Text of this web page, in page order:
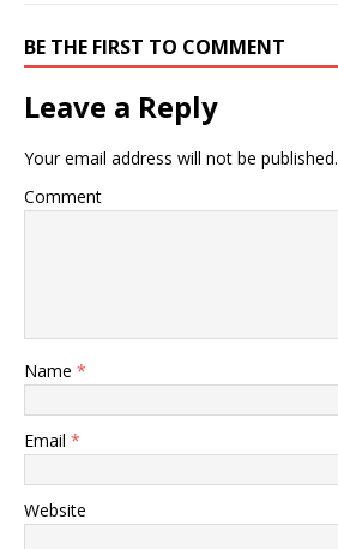
BE THE FIRST TO COMMENT
Leave a Reply
Your email address will not be published.
Comment
Name *
Email *
Website